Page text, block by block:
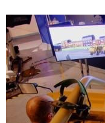
Share